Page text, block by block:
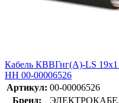
Кабель КВВГнг(А)-LS
НН 00-00006526
Артикул: 00-00006526
Бренд: